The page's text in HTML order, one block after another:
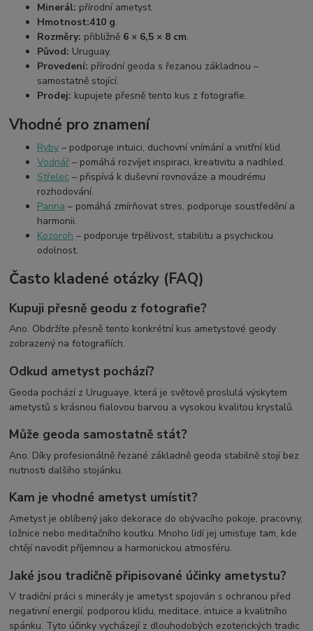
Minerál: přírodní ametyst.
Hmotnost:410 g.
Rozměry: přibližně 6 × 6,5 × 8 cm.
Původ: Uruguay.
Provedení: přírodní geoda s řezanou základnou –
samostatně stojící.
Prodej: kupujete přesně tento kus z fotografie.
Vhodné pro znamení
Ryby – podporuje intuici, duchovní vnímání a vnitřní klid.
Vodnář – pomáhá rozvíjet inspiraci, kreativitu a nadhled.
Střelec – přispívá k duševní rovnováze a moudrému
rozhodování.
Panna – pomáhá zmírňovat stres, podporuje soustředění a
harmonii.
Kozoroh – podporuje trpělivost, stabilitu a psychickou
odolnost.
Často kladené otázky (FAQ)
Kupuji přesně geodu z fotografie?
Ano. Obdržíte přesně tento konkrétní kus ametystové geody
zobrazený na fotografiích.
Odkud ametyst pochází?
Geoda pochází z Uruguaye, která je světově proslulá výskytem
ametystů s krásnou fialovou barvou a vysokou kvalitou krystalů.
Může geoda samostatně stát?
Ano. Díky profesionálně řezané základně geoda stabilně stojí bez
nutnosti dalšího stojánku.
Kam je vhodné ametyst umístit?
Ametyst je oblíbený jako dekorace do obývacího pokoje, pracovny,
ložnice nebo meditačního koutku. Mnoho lidí jej umisťuje tam, kde
chtějí navodit příjemnou a harmonickou atmosféru.
Jaké jsou tradičně připisované účinky ametystu?
V tradiční práci s minerály je ametyst spojován s ochranou před
negativní energií, podporou klidu, meditace, intuice a kvalitního
spánku. Tyto účinky vycházejí z dlouhodobých ezoterických tradic